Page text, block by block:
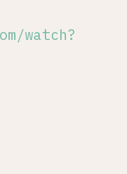
watch?